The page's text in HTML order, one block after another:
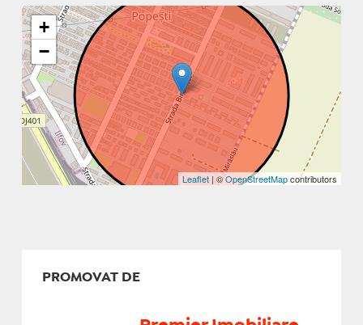
+
−
Leaflet | ©OpenStreetMapcontributors
PROMOVAT DE